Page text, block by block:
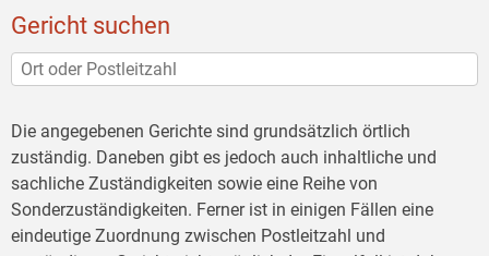
Gericht suchen
Die angegebenen Gerichte sind grundsätzlich örtlich
zuständig. Daneben gibt es jedoch auch inhaltliche und
sachliche Zuständigkeiten sowie eine Reihe von
Sonderzuständigkeiten. Ferner ist in einigen Fällen eine
eindeutige Zuordnung zwischen Postleitzahl und